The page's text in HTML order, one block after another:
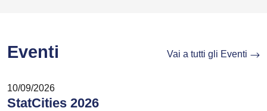
Eventi Vai a tutti gli Eventi
10/09/2026
StatCities 2026